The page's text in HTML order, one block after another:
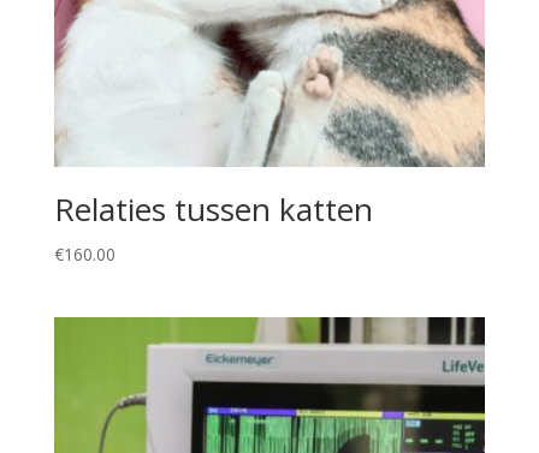
Relaties tussen katten
€160.00